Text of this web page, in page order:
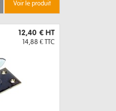
voir le produit
12,40 € HT
14,88 € TTC